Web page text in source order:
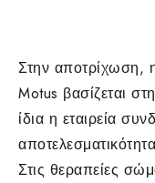
Στην αποτρίχωση,
Motus βασίζεται
ίδια η εταιρεία
Στις θεραπείες